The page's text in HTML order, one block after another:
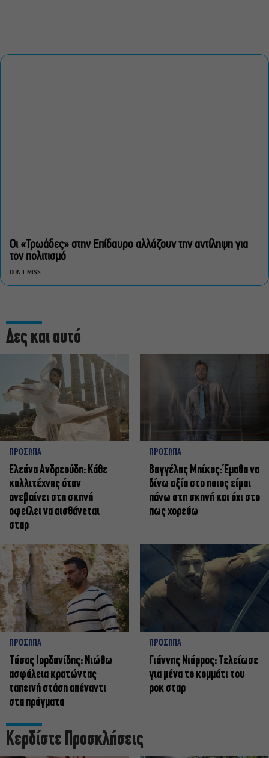
Οι «Τρωάδες» στην Επίδαυρο αλλάζουν την αντίληψη για
τον πολιτισμό
DON'T MISS
Δες και αυτό
ΠΡΟΣΩΠΑ
Ελεάνα Ανδρεούδη: Κάθε
καλλιτέχνης όταν
ανεβαίνει στη σκηνή
οφείλει να αισθάνεται
σταρ
ΠΡΟΣΩΠΑ
Βαγγέλης Μπίκος: Έμαθα να
δίνω αξία στο ποιος είμαι
πάνω στη σκηνή και όχι στο
πως χορεύω
ΠΡΟΣΩΠΑ
Tάσος Ιορδανίδης: Νιώθω
ασφάλεια κρατώντας
ταπεινή στάση απέναντι
στα πράγματα
ΠΡΟΣΩΠΑ
Γιάννης Νιάρρος: Τελείωσε
για μένα το κομμάτι του
ροκ σταρ
Κερδίστε Προσκλήσεις